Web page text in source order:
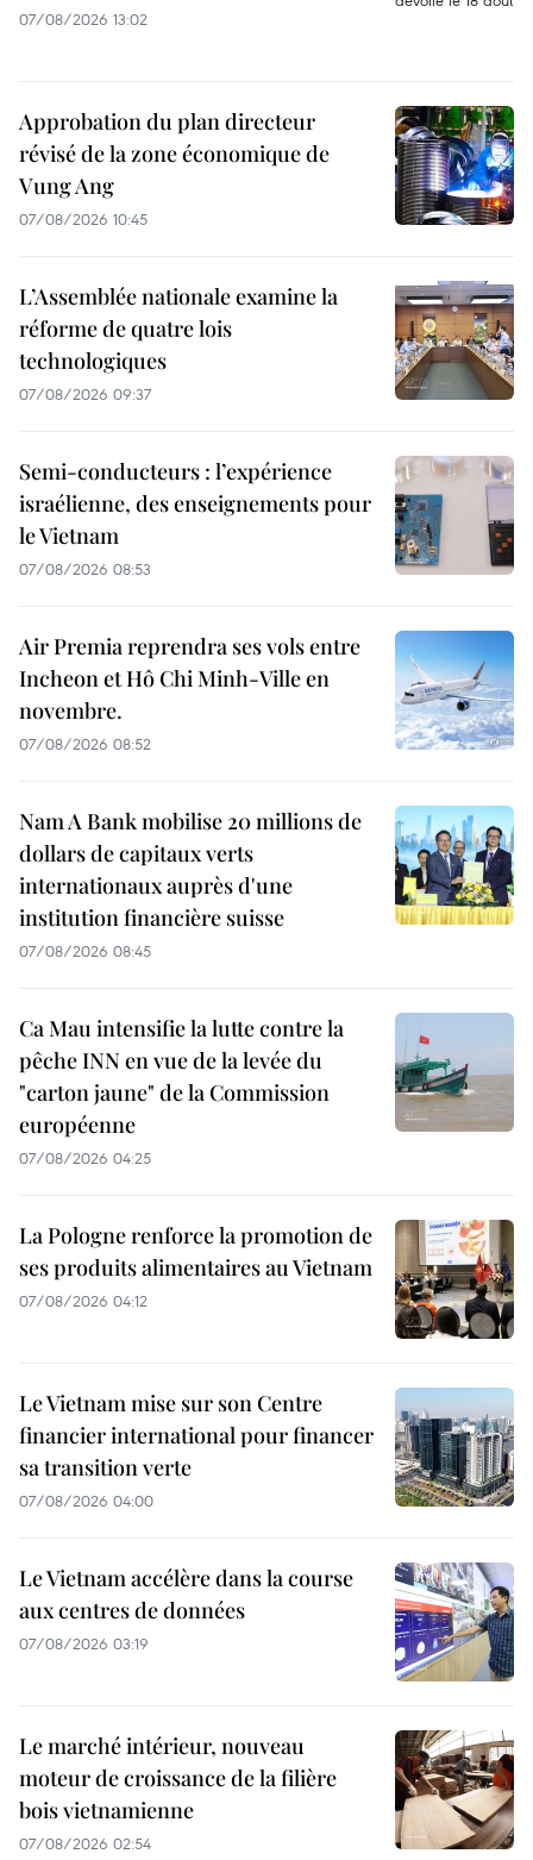
07/08/2026 13:02
Approbation du plan directeur
révisé de la zone économique de
Vung Ang
07/08/2026 10:45
L’Assemblée nationale examine la
réforme de quatre lois
technologiques
07/08/2026 09:37
Semi-conducteurs : l’expérience
israélienne, des enseignements pour
le Vietnam
07/08/2026 08:53
Air Premia reprendra ses vols entre
Incheon et Hô Chi Minh-Ville en
novembre.
07/08/2026 08:52
Nam A Bank mobilise 20 millions de
dollars de capitaux verts
internationaux auprès d'une
institution financière suisse
07/08/2026 08:45
Ca Mau intensifie la lutte contre la
pêche INN en vue de la levée du
"carton jaune" de la Commission
européenne
07/08/2026 04:25
La Pologne renforce la promotion de
ses produits alimentaires au Vietnam
07/08/2026 04:12
Le Vietnam mise sur son Centre
financier international pour financer
sa transition verte
07/08/2026 04:00
Le Vietnam accélère dans la course
aux centres de données
07/08/2026 03:19
Le marché intérieur, nouveau
moteur de croissance de la filière
bois vietnamienne
07/08/2026 02:54